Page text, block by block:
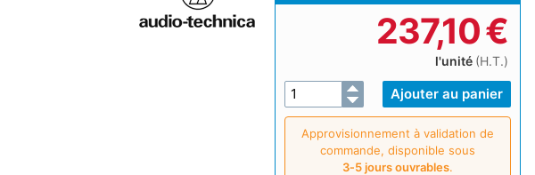
237,10€
l'unité (H.T.)
Approvisionnement à validation de
commande, disponible sous
3‑5 jours ouvrables.